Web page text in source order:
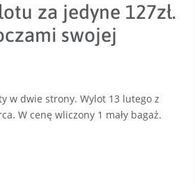
za jedyne 127zł.
swojej
w dwie strony. Wylot 13 lutego z
W cenę wliczony 1 mały bagaż.